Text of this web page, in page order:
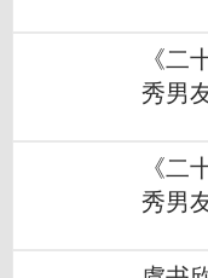
《二
秀男
《二
秀男